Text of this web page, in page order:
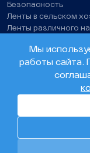
Мы
работы сайта.
Безопасность
Ленты в сельском
Ленты различного
© ООО «Олента».
Политика
Согласие на
Разработка сайта –